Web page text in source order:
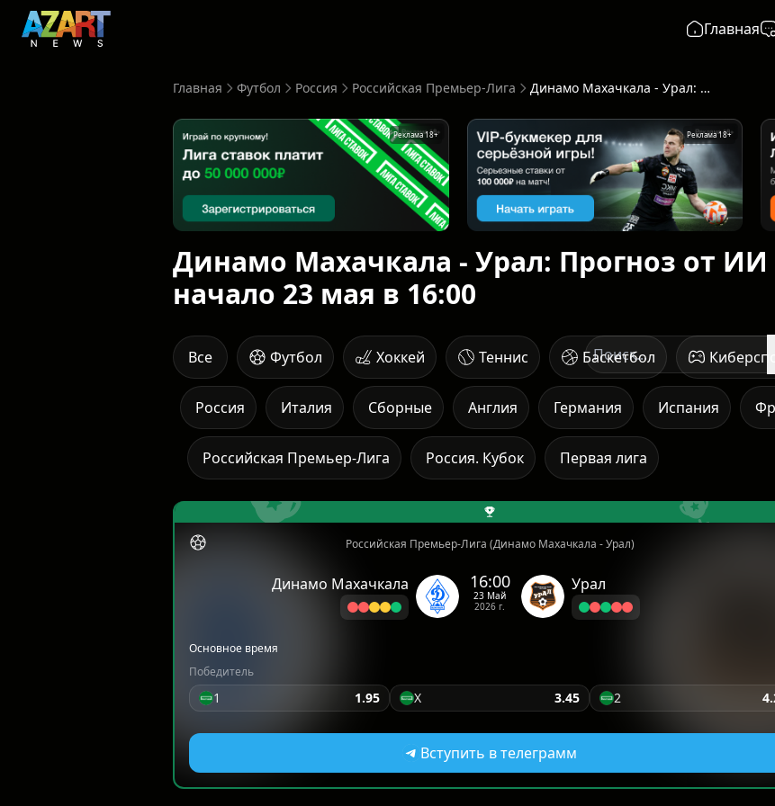
Главная
Главная Футбол Россия Российская Премьер-Лига Динамо Махачкала - Урал: Прогноз от ИИ - начало 23 мая в 16:00
Реклама 18+ Реклама 18+
Динамо Махачкала - Урал: Прогноз от ИИ
начало 23 мая в 16:00
Все Футбол Хоккей Теннис Баскетбол
Италия Сборные Англия Германия
Россия Испания
Россия. Кубок
Российская Премьер-Лига Первая лига
Российская Премьер-Лига (Динамо Махачкала - Урал)
Динамо Махачкала 16:00
23 Май
2026 г.
Урал
Основное время
Победитель
1 1.95 X 3.45 2
Вступить в телеграмм